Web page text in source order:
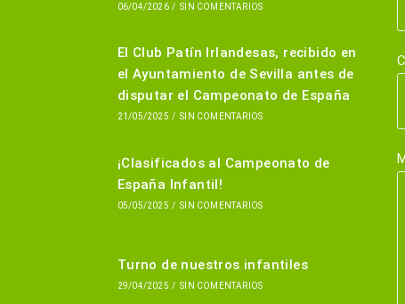
06/04/2026 / SIN COMENTARIOS
El Club Patín Irlandesas, recibido en
el Ayuntamiento de Sevilla antes de
disputar el Campeonato de España
21/05/2025 / SIN COMENTARIOS
¡Clasificados al Campeonato de
España Infantil!
05/05/2025 / SIN COMENTARIOS
Turno de nuestros infantiles
29/04/2025 / SIN COMENTARIOS